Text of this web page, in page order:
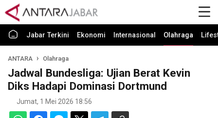
Jabar Terkini Ekonomi Internasional Olahraga
ANTARA Olahraga
Jadwal Bundesliga: Ujian Berat Kevin
Diks Hadapi Dominasi Dortmund
Jumat, 1 Mei 2026 18:56